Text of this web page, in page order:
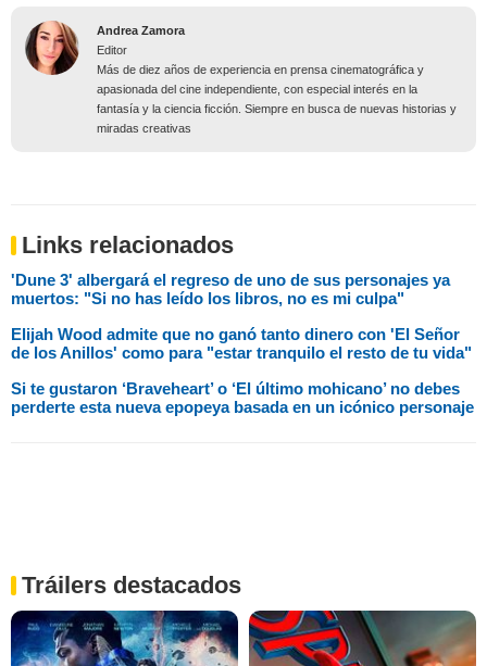
Andrea Zamora
Editor
Más de diez años de experiencia en prensa cinematográfica y
apasionada del cine independiente, con especial interés en la
fantasía y la ciencia ficción. Siempre en busca de nuevas historias y
miradas creativas
Links relacionados
'Dune 3' albergará el regreso de uno de sus personajes ya
muertos: "Si no has leído los libros, no es mi culpa"
Elijah Wood admite que no ganó tanto dinero con 'El Señor
de los Anillos' como para "estar tranquilo el resto de tu vida"
Si te gustaron ‘Braveheart’ o ‘El último mohicano’ no debes
perderte esta nueva epopeya basada en un icónico personaje
Tráilers destacados